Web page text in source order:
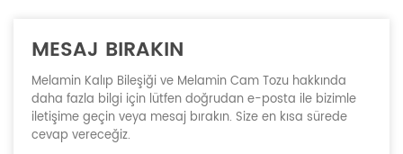
MESAJ BIRAKIN
Melamin Kalıp Bileşiği ve Melamin Cam Tozu hakkında
daha fazla bilgi için lütfen doğrudan e-posta ile bizimle
iletişime geçin veya mesaj bırakın. Size en kısa sürede
cevap vereceğiz.